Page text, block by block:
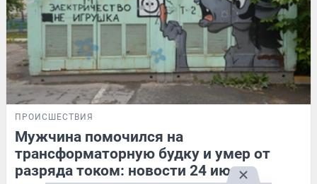
ПРОИСШЕСТВИЯ
Мужчина помочился на
трансформаторную будку и умер от
разряда током: новости 24 июля